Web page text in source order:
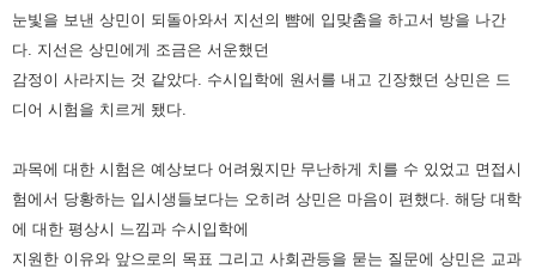
눈빛을 보낸 상민이 되돌아와서 지선의 뺨에 입맞춤을 하고서 방을 나간
다. 지선은 상민에게 조금은 서운했던
감정이 사라지는 것 같았다. 수시입학에 원서를 내고 긴장했던 상민은 드
디어 시험을 치르게 됐다.
과목에 대한 시험은 예상보다 어려웠지만 무난하게 치를 수 있었고 면접시
험에서 당황하는 입시생들보다는 오히려 상민은 마음이 편했다. 해당 대학
에 대한 평상시 느낌과 수시입학에
지원한 이유와 앞으로의 목표 그리고 사회관등을 묻는 질문에 상민은 교과